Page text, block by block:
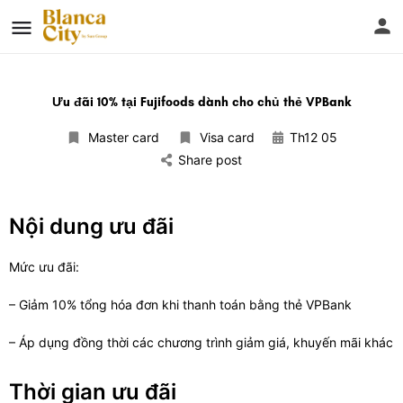
Ưu đãi 10% tại Fujifoods dành cho chủ thẻ VPBank
Master card Visa card
Th12 05
Share post
Nội dung ưu đãi
Mức ưu đãi:
– Giảm 10% tổng hóa đơn khi thanh toán bằng thẻ VPBank
– Áp dụng đồng thời các chương trình giảm giá, khuyến mãi khác
Thời gian ưu đãi